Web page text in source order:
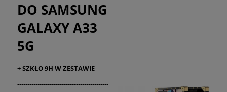
DO SAMSUNG
GALAXY A33
5G
+ SZKŁO 9H W ZESTAWIE
---------------------------------------------